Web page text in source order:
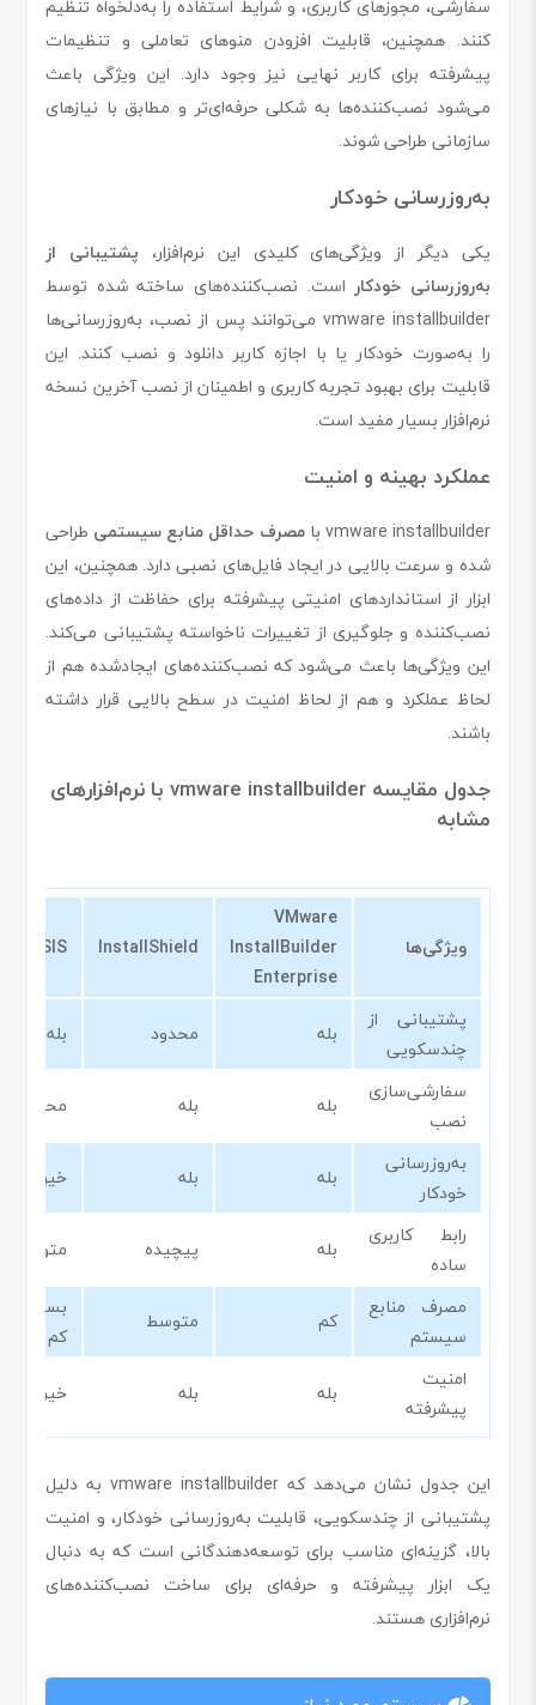
سفارشی، مجوزهای کاربری، و شرایط استفاده را به‌دلخواه تنظیم
کنند. همچنین، قابلیت افزودن منوهای تعاملی و تنظیمات
پیشرفته برای کاربر نهایی نیز وجود دارد. این ویژگی باعث
می‌شود نصب‌کننده‌ها به شکلی حرفه‌ای‌تر و مطابق با نیازهای
سازمانی طراحی شوند.
به‌روزرسانی خودکار
یکی دیگر از ویژگی‌های کلیدی این نرم‌افزار، پشتیبانی از
به‌روزرسانی خودکار است. نصب‌کننده‌های ساخته شده توسط
vmware installbuilder می‌توانند پس از نصب، به‌روزرسانی‌ها
را به‌صورت خودکار یا با اجازه کاربر دانلود و نصب کنند. این
قابلیت برای بهبود تجربه کاربری و اطمینان از نصب آخرین نسخه
نرم‌افزار بسیار مفید است.
عملکرد بهینه و امنیت
vmware installbuilder با مصرف حداقل منابع سیستمی طراحی
شده و سرعت بالایی در ایجاد فایل‌های نصبی دارد. همچنین، این
ابزار از استانداردهای امنیتی پیشرفته برای حفاظت از داده‌های
نصب‌کننده و جلوگیری از تغییرات ناخواسته پشتیبانی می‌کند.
این ویژگی‌ها باعث می‌شود که نصب‌کننده‌های ایجادشده هم از
لحاظ عملکرد و هم از لحاظ امنیت در سطح بالایی قرار داشته
باشند.
جدول مقایسه vmware installbuilder با نرم‌افزارهای
مشابه
ویژگی‌ها
VMware
InstallBuilder
Enterprise
InstallShield
NSIS
پشتیبانی از
چندسکویی
بله محدود
بله
سفارشی‌سازی
نصب
بله بله
محدود
به‌روزرسانی
خودکار
بله بله
خیر
رابط کاربری
ساده
بله پیچیده
متوسط
مصرف منابع
سیستم
کم متوسط
بسیار
کم
امنیت
پیشرفته
بله بله خیر
این جدول نشان می‌دهد که vmware installbuilder به دلیل
پشتیبانی از چندسکویی، قابلیت به‌روزرسانی خودکار، و امنیت
بالا، گزینه‌ای مناسب برای توسعه‌دهندگانی است که به دنبال
یک ابزار پیشرفته و حرفه‌ای برای ساخت نصب‌کننده‌های
نرم‌افزاری هستند.